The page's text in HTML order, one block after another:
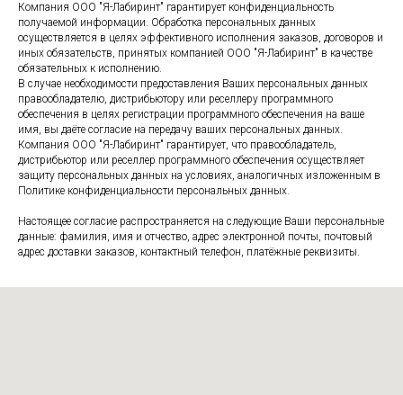
Компания ООО "Я-Лабиринт" гарантирует конфиденциальность
получаемой информации. Обработка персональных данных
осуществляется в целях эффективного исполнения заказов, договоров и
иных обязательств, принятых компанией ООО "Я-Лабиринт" в качестве
обязательных к исполнению.
В случае необходимости предоставления Ваших персональных данных
правообладателю, дистрибьютору или реселлеру программного
обеспечения в целях регистрации программного обеспечения на ваше
имя, вы даёте согласие на передачу ваших персональных данных.
Компания ООО "Я-Лабиринт" гарантирует, что правообладатель,
дистрибьютор или реселлер программного обеспечения осуществляет
защиту персональных данных на условиях, аналогичных изложенным в
Политике конфиденциальности персональных данных.
Настоящее согласие распространяется на следующие Ваши персональные
данные: фамилия, имя и отчество, адрес электронной почты, почтовый
адрес доставки заказов, контактный телефон, платёжные реквизиты.